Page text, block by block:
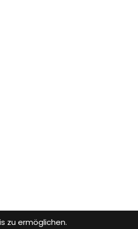
zu ermöglichen.